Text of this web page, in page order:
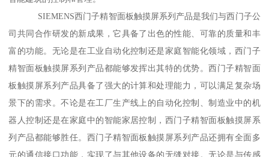
SIEMENS西门子精智面板触摸屏系列产品是我们与西门子公
司共同合作研发的新成果，它具备了出色的性能、可靠的质量和丰
富的功能。无论是在工业自动化控制还是家庭智能化领域，西门子
精智面板触摸屏系列产品都能够发挥出其特的优势。西门子精智面
板触摸屏系列产品具备了强大的计算和处理能力，可以满足复杂场
景下的需求。不论是在工厂生产线上的自动化控制、制造业中的机
器人控制还是在家庭中的智能家居控制，西门子精智面板触摸屏系
列产品都能够胜任。西门子精智面板触摸屏系列产品还拥有全面多
元的通信接口功能，实现了与其他设备的无缝对接。无论是与传感